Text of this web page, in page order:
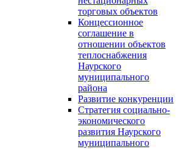
торговых объектов
Концессионное
соглашение в
отношении объектов
теплоснабжения
Наурского
муниципального
района
Развитие конкуренции
Стратегия социально-
экономического
развития Наурского
муниципального